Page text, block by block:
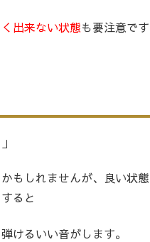
出来ない状態も要注意です
もしれませんが、良い状
ると
けるいい音がします。